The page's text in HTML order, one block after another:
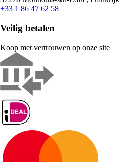
+33 1 86 47 62 58
Veilig betalen
Koop met vertrouwen op onze site